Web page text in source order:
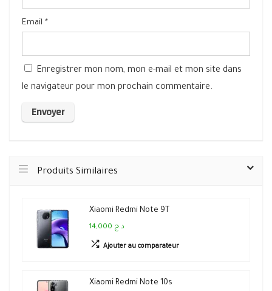
Email *
Enregistrer mon nom, mon e-mail et mon site dans
le navigateur pour mon prochain commentaire.
Produits Similaires
Xiaomi Redmi Note 9T
14,000 د.ج
Ajouter au comparateur
Xiaomi Redmi Note 10s